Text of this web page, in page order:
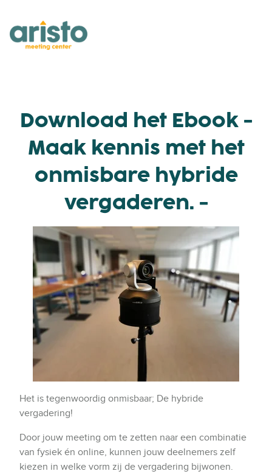
Download het Ebook -
Maak kennis met het
onmisbare hybride
vergaderen. -
Het is tegenwoordig onmisbaar; De hybride
vergadering!
Door jouw meeting om te zetten naar een combinatie
van fysiek én online, kunnen jouw deelnemers zelf
kiezen in welke vorm zij de vergadering bijwonen.